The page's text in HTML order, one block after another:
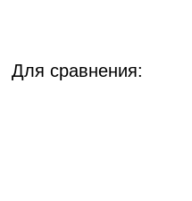
Для сравнения: